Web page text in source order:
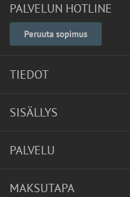
PALVELUN HOTLINE
Peruuta sopimus
TIEDOT
SISÄLLYS
PALVELU
MAKSUTAPA